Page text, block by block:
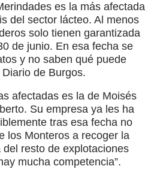
es la más afectada
del sector lácteo. Al menos
solo tienen garantizada
de junio. En esa fecha se
y no saben qué puede
de Burgos.
afectadas es la de Moisés
Su empresa ya les ha
tras esa fecha no
los Monteros a recoger la
del resto de explotaciones
mucha competencia”.